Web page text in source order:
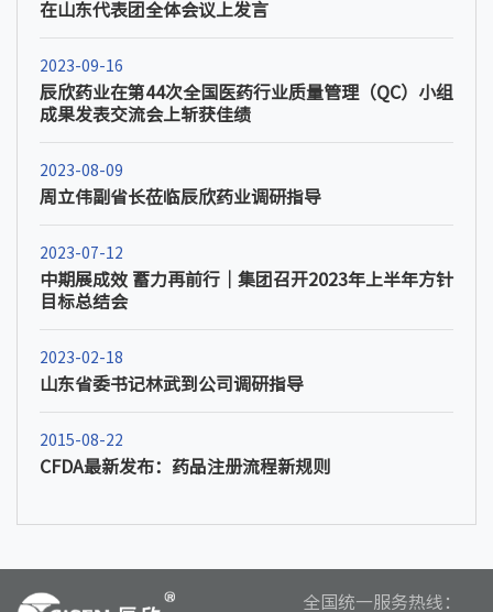
在山东代表团全体会议上发言
2023-09-16
辰欣药业在第44次全国医药行业质量管理（QC）小组
成果发表交流会上斩获佳绩
2023-08-09
周立伟副省长莅临辰欣药业调研指导
2023-07-12
中期展成效 蓄力再前行｜集团召开2023年上半年方针
目标总结会
2023-02-18
山东省委书记林武到公司调研指导
2015-08-22
CFDA最新发布：药品注册流程新规则
全国统一服务热线：